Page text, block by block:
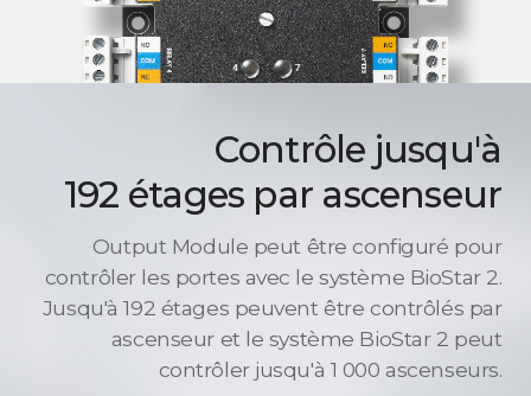
Contrôle jusqu'à
192 étages par ascenseur
Output Module peut être configuré pour
contrôler les portes avec le système BioStar 2.
Jusqu'à 192 étages peuvent être contrôlés par
ascenseur et le système BioStar 2 peut
contrôler jusqu'à 1 000 ascenseurs.